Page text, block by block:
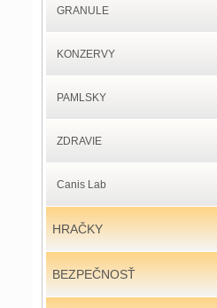
GRANULE
KONZERVY
PAMLSKY
ZDRAVIE
Canis Lab
HRAČKY
BEZPEČNOSŤ